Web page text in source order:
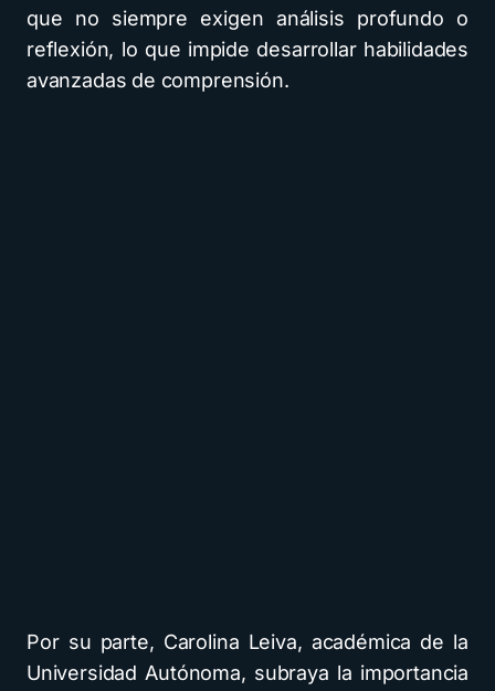
que no siempre exigen análisis profundo o
reflexión, lo que impide desarrollar habilidades
avanzadas de comprensión.
Por su parte, Carolina Leiva, académica de la
Universidad Autónoma, subraya la importancia